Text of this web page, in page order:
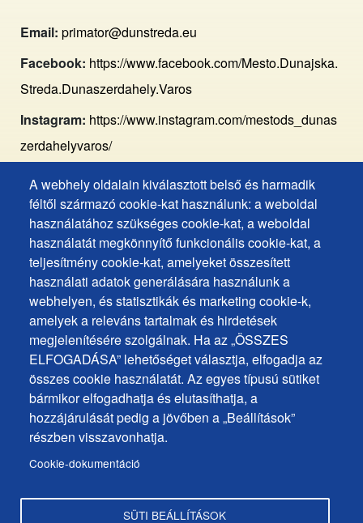
A webhely oldalain kiválasztott belső és harmadik
féltől származó cookie-kat használunk: a weboldal
használatához szükséges cookie-kat, a weboldal
használatát megkönnyítő funkcionális cookie-kat, a
teljesítmény cookie-kat, amelyeket összesített
használati adatok generálására használunk a
webhelyen, és statisztikák és marketing cookie-k,
amelyek a releváns tartalmak és hirdetések
megjelenítésére szolgálnak. Ha az „ÖSSZES
ELFOGADÁSA” lehetőséget választja, elfogadja az
összes cookie használatát. Az egyes típusú sütiket
bármikor elfogadhatja és elutasíthatja, a
hozzájárulását pedig a jövőben a „Beállítások”
részben visszavonhatja.
Cookie-dokumentáció
SÜTI BEÁLLÍTÁSOK
Email: primator@dunstreda.eu
Facebook: https://www.facebook.com/Mesto.Dunajska.
Streda.Dunaszerdahely.Varos
Instagram: https://www.instagram.com/mestods_dunas
zerdahelyvaros/
Footer
MENU
Elérhetőségek
Oldaltérkép
Hírek a városból
Footer
Cookies
+
ochrana
osobných
udajov
Hozzáférhetőségi nyilatkozat
Gyakran ismételt kérdések
Személyes adatok védelme
Sütik használata
Sütik beállítások
Javaslatok és visszajelzések